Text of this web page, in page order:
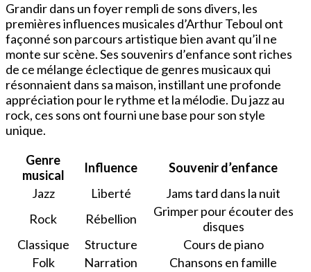
Grandir dans un foyer rempli de sons divers, les
premières influences musicales d’Arthur Teboul ont
façonné son parcours artistique bien avant qu’il ne
monte sur scène. Ses souvenirs d’enfance sont riches
de ce mélange éclectique de genres musicaux qui
résonnaient dans sa maison, instillant une profonde
appréciation pour le rythme et la mélodie. Du jazz au
rock, ces sons ont fourni une base pour son style
unique.
Genre
musical
Influence
Souvenir d’enfance
Jazz
Liberté
Jams tard dans la nuit
Rock
Rébellion
Grimper pour écouter des
disques
Classique
Structure
Cours de piano
Folk
Narration
Chansons en famille